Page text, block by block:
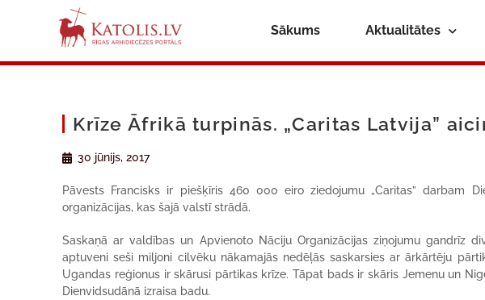
Sākums Aktualitātes
Krīze Āfrikā turpinās. „Caritas Latvija”
30 jūnijs, 2017
Pāvests Francisks ir piešķīris 460 000 eiro ziedojumu „Caritas” darbam
organizācijas, kas šajā valstī strādā.
Saskaņā ar valdības un Apvienoto Nāciju Organizācijas ziņojumu gandrīz
aptuveni seši miljoni cilvēku nākamajās nedēļās saskarsies ar ārkārtēju
Ugandas reģionus ir skārusi pārtikas krīze. Tāpat bads ir skāris Jemenu un
Dienvidsudānā izraisa badu.